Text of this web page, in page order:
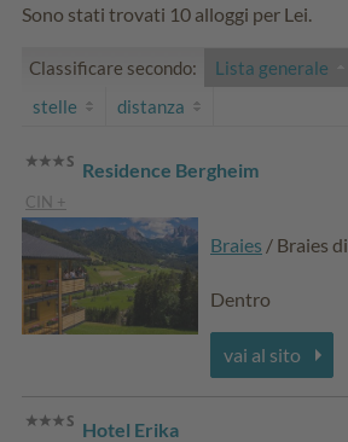
Sono stati trovati 10 alloggi per Lei.
Classificare secondo: Lista generale
stelle
distanza
Residence Bergheim
CIN +
Braies / Braies di
Dentro
vai al sito
Hotel Erika